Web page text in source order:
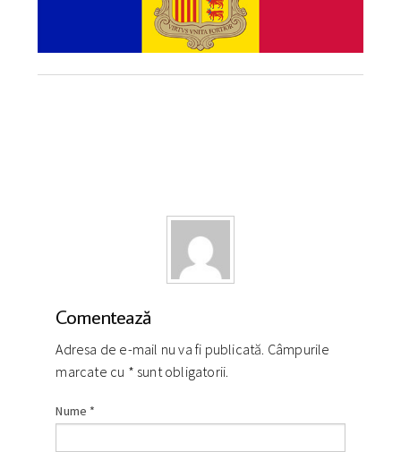
Comentează
Adresa de e-mail nu va fi publicată. Câmpurile
marcate cu * sunt obligatorii.
Nume *